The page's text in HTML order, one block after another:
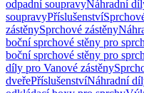
odpadní soupravyNáhradní
soupravyPříslušenství
zástěnySprchové zástěny
boční sprchové stěny pro
boční sprchové stěny pro
díly pro Vanové zástěny
dveřePříslušenstvíNáhradní